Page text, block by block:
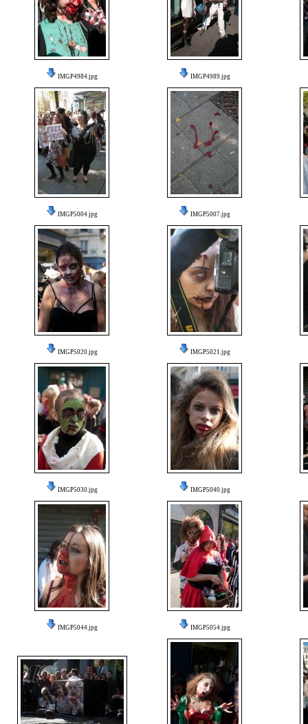
IMGP4984.jpg IMGP4989.jpg
IMGP5004.jpg IMGP5007.jpg
IMGP5020.jpg IMGP5021.jpg
IMGP5030.jpg IMGP5040.jpg
IMGP5044.jpg IMGP5054.jpg